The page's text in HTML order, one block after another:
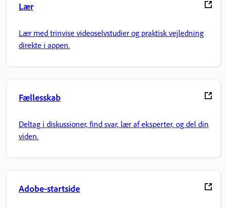
Lær
Lær med trinvise videoselvstudier og praktisk vejledning
direkte i appen.
Fællesskab
Deltag i diskussioner, find svar, lær af eksperter, og del din
viden.
Adobe-startside